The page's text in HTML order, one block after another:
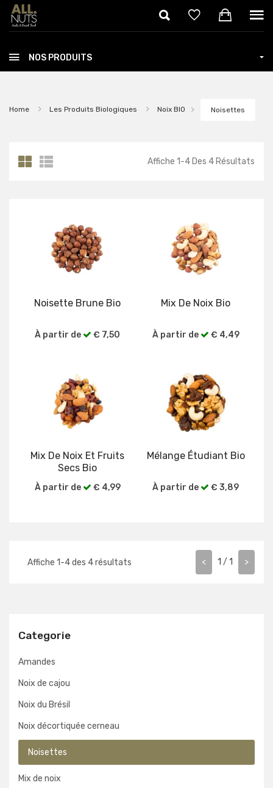
Skip to main content
NOS PRODUITS
Home Les Produits Biologiques Noix BIO Noisettes
Categorie
Amandes
Noix de cajou
Noix du Brésil
Noix décortiquée cerneau
Noisettes
Mix de noix
Affiche 1-4 Des 4 Résultats
Noisette Brune Bio
À partir de € 7,50
Mix De Noix Bio
À partir de € 4,49
Mix De Noix Et Fruits
Secs Bio
À partir de € 4,99
Mélange Étudiant Bio
À partir de € 3,89
Affiche 1-4des 4résultats < 1 / 1 >